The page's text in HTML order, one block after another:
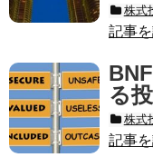
株式
記事
る
株式
記事